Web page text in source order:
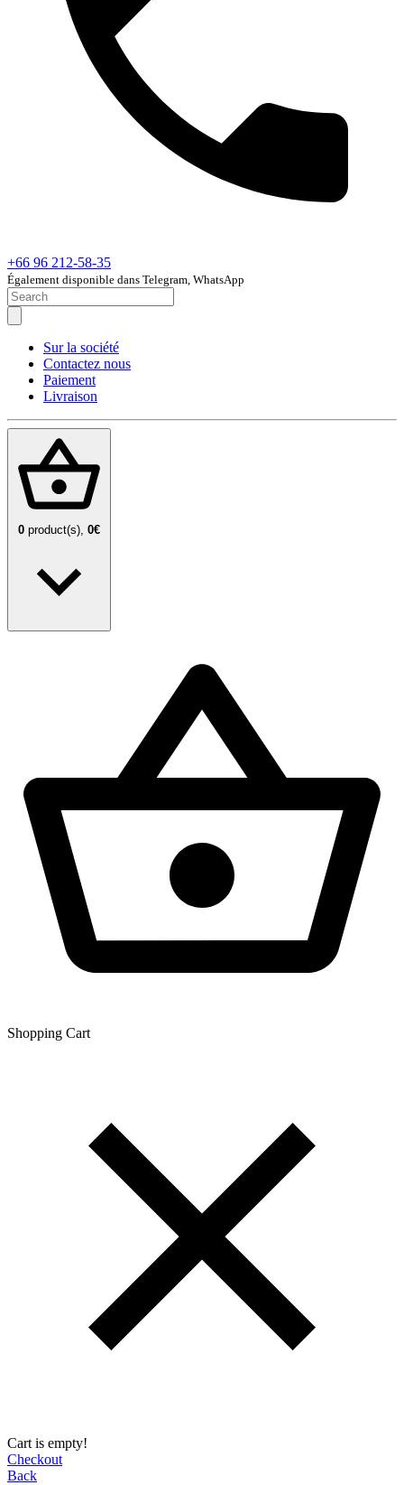
+66 96 212-58-35
Également disponible dans Telegram, WhatsApp
Sur la société
Contactez nous
Paiement
Livraison
0 product(s), 0€
Shopping Сart
Cart is empty!
Checkout
Back